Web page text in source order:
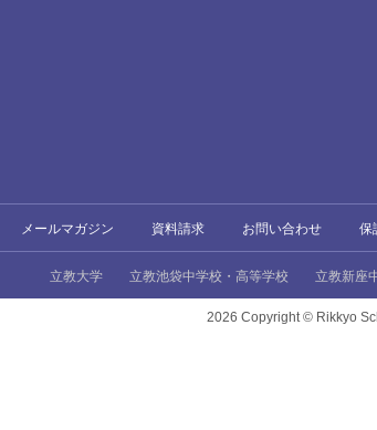
メールマガジン 資料請求 お問い合わせ 保
立教大学 立教池袋中学校・高等学校 立教新座
2026 Copyright © Rikkyo